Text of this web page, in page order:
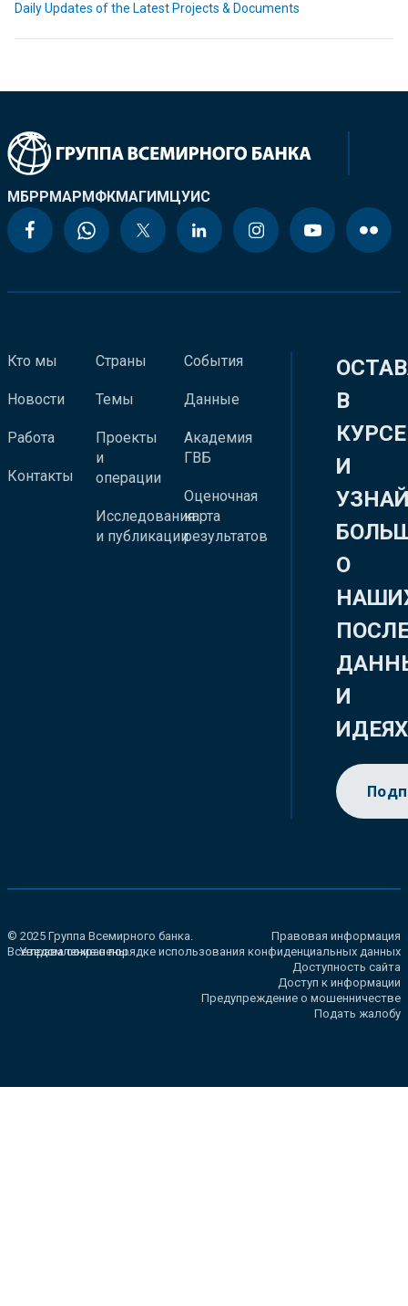
Daily Updates of the Latest Projects & Documents
МБРРМАРМФКМАГИМЦУИС
Кто мы
Новости
Работа
Контакты
Страны
Темы
Проекты
и
операции
Исследования
и публикации
События
Данные
Академия
ГВБ
Оценочная
карта
результатов
В
КУРСЕ
И
О
И
ИДЕЯХ
© 2025 Группа Всемирного банка.
Все права сохранены.
Правовая информация
Уведомление о порядке использования конфиденциальных данных
Доступность сайта
Доступ к информации
Предупреждение о мошенничестве
Подать жалобу